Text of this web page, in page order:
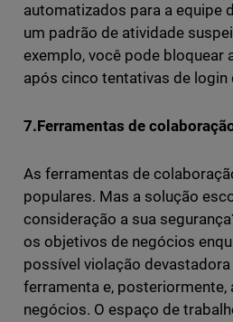
automatizados para a equipe
um padrão de atividade
exemplo, você pode bloquear
após cinco tentativas de login
7.Ferramentas de
As ferramentas de
populares. Mas a solução
consideração a sua
os objetivos de negócios
possível violação
ferramenta e, posteriormente,
negócios. O espaço de